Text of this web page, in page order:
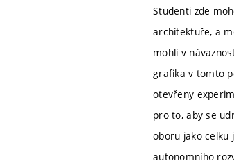
Studenti zde
architektuře, a
mohli v
grafika v tomto
otevřeny
pro to, aby se
oboru jako celku
autonomního